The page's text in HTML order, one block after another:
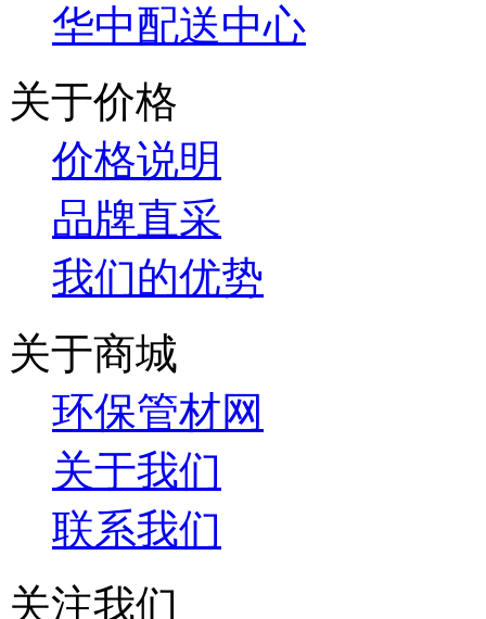
华中配送中心
关于价格
价格说明
品牌直采
我们的优势
关于商城
环保管材网
关于我们
联系我们
关注我们